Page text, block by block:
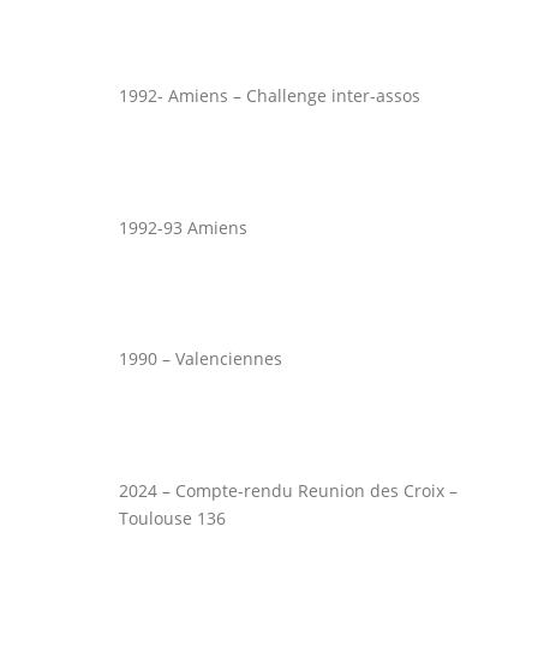
1992- Amiens – Challenge inter-assos
1992-93 Amiens
1990 – Valenciennes
2024 – Compte-rendu Reunion des Croix –
Toulouse 136